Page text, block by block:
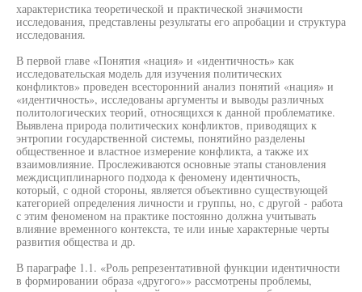
характеристика теоретической и практической значимости
исследования, представлены результаты его апробации и структура
исследования.
В первой главе «Понятия «нация» и «идентичность» как
исследовательская модель для изучения политических
конфликтов» проведен всесторонний анализ понятий «нация» и
«идентичность», исследованы аргументы и выводы различных
политологических теорий, относящихся к данной проблематике.
Выявлена природа политических конфликтов, приводящих к
энтропии государственной системы, понятийно разделены
общественное и властное измерение конфликта, а также их
взаимовлияние. Прослеживаются основные этапы становления
междисциплинарного подхода к феномену идентичность,
который, с одной стороны, является объективно существующей
категорией определения личности и группы, но, с другой - работа
с этим феноменом на практике постоянно должна учитывать
влияние временного контекста, те или иные характерные черты
развития общества и др.
В параграфе 1.1. «Роль репрезентативной функции идентичности
в формировании образа «другого»» рассмотрены проблемы,